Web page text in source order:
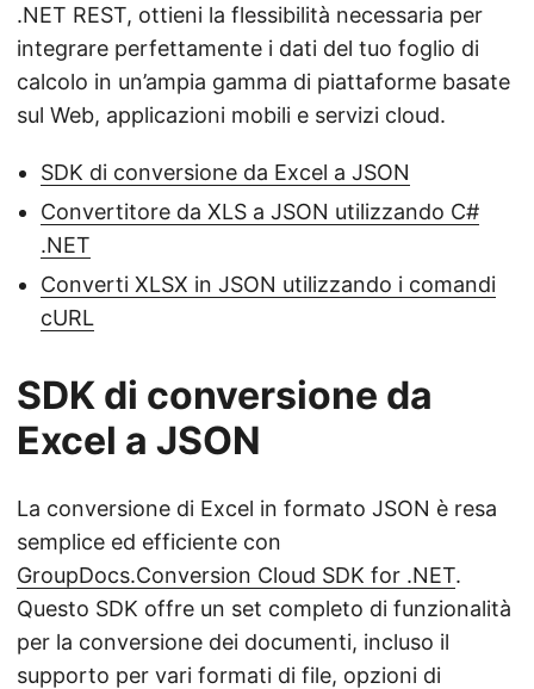
.NET REST, ottieni la flessibilità necessaria per
integrare perfettamente i dati del tuo foglio di
calcolo in un’ampia gamma di piattaforme basate
sul Web, applicazioni mobili e servizi cloud.
SDK di conversione da Excel a JSON
Convertitore da XLS a JSON utilizzando C#
.NET
Converti XLSX in JSON utilizzando i comandi
cURL
SDK di conversione da
Excel a JSON
La conversione di Excel in formato JSON è resa
semplice ed efficiente con
GroupDocs.Conversion Cloud SDK for .NET.
Questo SDK offre un set completo di funzionalità
per la conversione dei documenti, incluso il
supporto per vari formati di file, opzioni di